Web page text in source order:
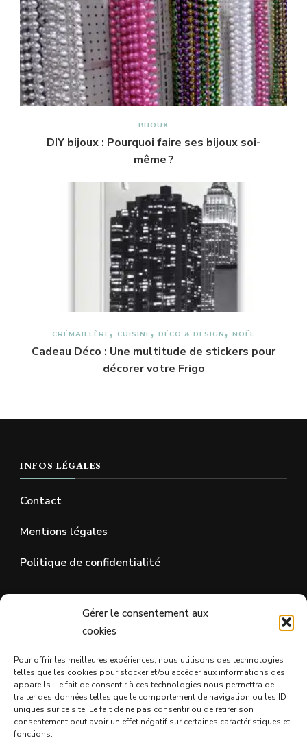
Gérer le consentement aux
cookies
Pour offrir les meilleures expériences, nous utilisons des technologies
telles que les cookies pour stocker et/ou accéder aux informations des
appareils. Le fait de consentir à ces technologies nous permettra de
traiter des données telles que le comportement de navigation ou les ID
uniques sur ce site. Le fait de ne pas consentir ou de retirer son
consentement peut avoir un effet négatif sur certaines caractéristiques et
fonctions.
BIJOUX
DIY bijoux : Pourquoi faire ses bijoux soi-
même ?
CRÉMAILLÈRE CUISINE DÉCO & DESIGN NOËL
Cadeau Déco : Une multitude de stickers pour
décorer votre Frigo
INFOS LÉGALES
Contact
Mentions légales
Politique de confidentialité
SUR LES RÉSEAUX SOCIAUX